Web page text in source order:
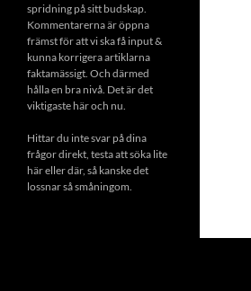
spridning på sitt budskap.
Kommentarerna är öppna
främst för att vi ska få input &
kunna korrigera artiklarna
faktamässigt. Och därmed
hålla en bra nivå. Det är det
viktigaste här och nu.
Hittar du inte svar på dina
frågor direkt, testa att söka lite
här eller där, så kanske det
lossnar så småningom.